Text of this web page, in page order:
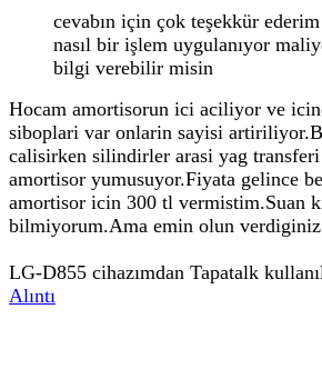
cevabın için çok teşekkür
nasıl bir işlem uygulanıyor
bilgi verebilir misin
Hocam amortisorun ici aciliyor ve
siboplari var onlarin sayisi
calisirken silindirler arasi yag
amortisor yumusuyor.Fiyata gelince
amortisor icin 300 tl vermistim.Suan
bilmiyorum.Ama emin olun
LG-D855 cihazımdan Tapatalk
Alıntı